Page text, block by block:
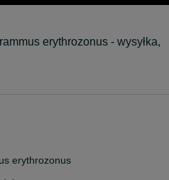
erythrozonus - wysyłka,
erythrozonus